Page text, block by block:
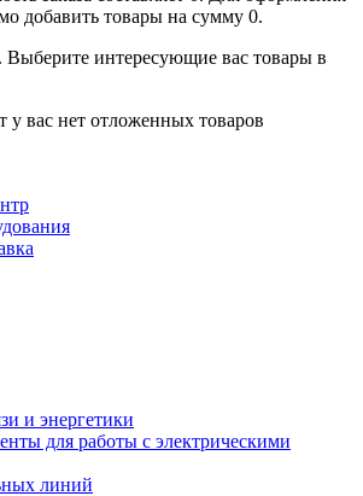
добавить товары на сумму 0.
Выберите интересующие вас товары в
вас нет отложенных товаров
и энергетики
для работы с электрическими
линий